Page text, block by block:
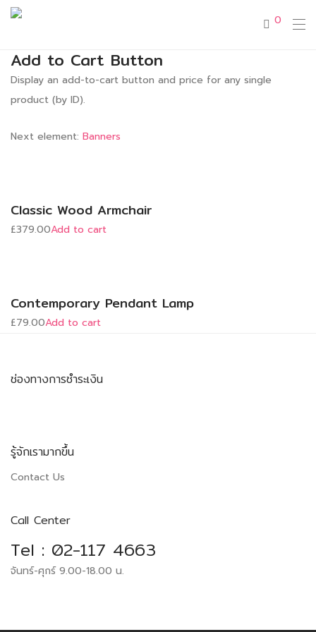
0
Add to Cart Button
Display an add-to-cart button and price for any single
product (by ID).
Next element: Banners
Classic Wood Armchair
£379.00Add to cart
Contemporary Pendant Lamp
£79.00Add to cart
ช่องทางการชำระเงิน
รู้จักเรามากขึ้น
Contact Us
Call Center
Tel : 02-117 4663
จันทร์-ศุกร์ 9.00-18.00 น.